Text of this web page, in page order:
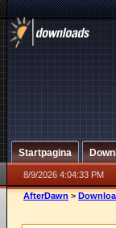
Startpagina
8/9/2026 4:04:33 PM
AfterDawn >